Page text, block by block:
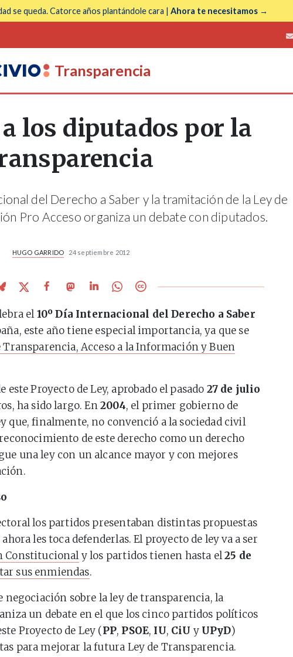
se queda. Catorce años plantándole cara | Ahora te necesitamos →
Transparencia
los diputados por la
del Derecho a Saber y la tramitación de la Ley de
Pro Acceso organiza un debate con diputados.
HUGO GARRIDO 24 septiembre 2012
el10º Día Internacional del Derecho a Saber
este año tiene especial importancia, ya que se
Transparencia, Acceso a la Información y Buen
este Proyecto de Ley, aprobado el pasado 27 de julio
ha sido largo. En2004, el primer gobierno de
que, finalmente, no convenció a la sociedad civil
de este derecho como un derecho
una ley con un alcance mayor y con mejores
los partidos presentaban distintas propuestas
les toca defenderlas. El proyecto de ley va a ser
Constitucionaly los partidos tienen hasta el25 de
sus enmiendas.
negociación sobre la ley de transparencia, la
un debate en el que los cinco partidos políticos
Proyecto de Ley (PP, PSOE, IU, CiU y UPyD)
para mejorar la futura Ley de Transparencia.